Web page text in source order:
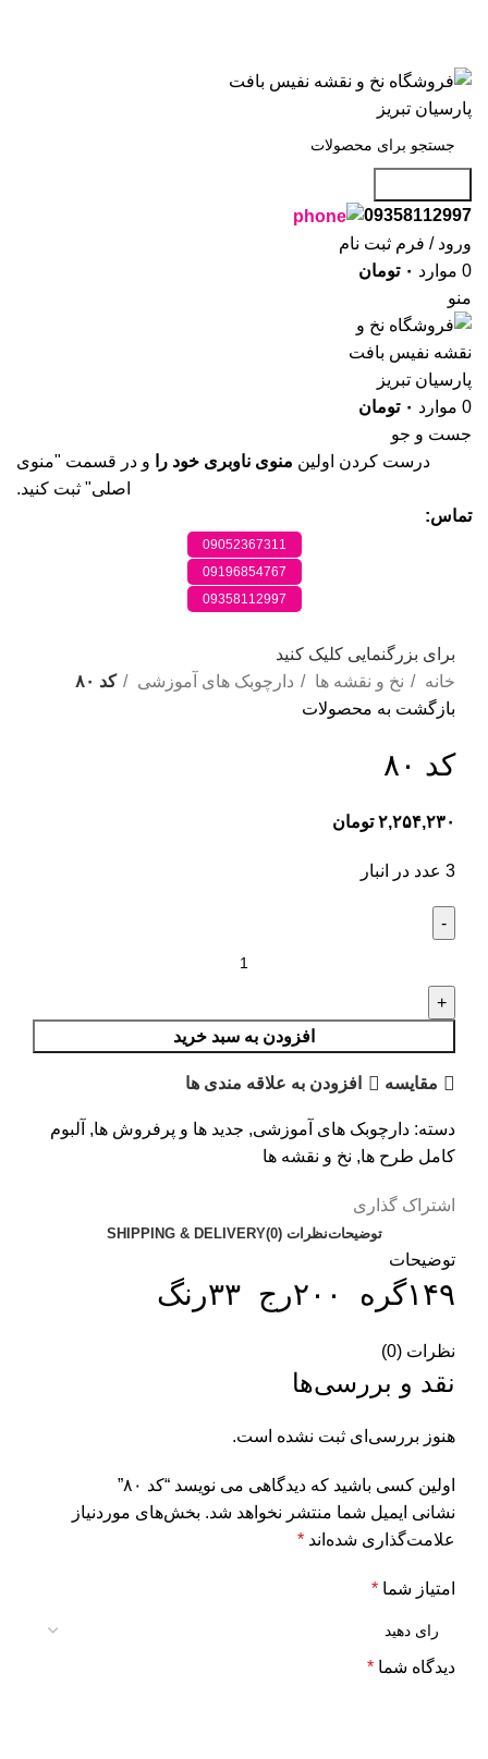
09358112997
ورود / فرم ثبت نام
0 موارد ۰ تومان
منو
0 موارد ۰ تومان
جست و جو
درست کردن اولین منوی ناوبری خود را و در قسمت "منوی
اصلی" ثبت کنید.
تماس:
09052367311
09196854767
09358112997
برای بزرگنمایی کلیک کنید
خانه
نخ و نقشه ها دارچوبک های آموزشی
کد ۸۰
بازگشت به محصولات
کد ۸۰
۲,۲۵۴,۲۳۰ تومان
3 عدد در انبار
افزودن به سبد خرید
مقایسه افزودن به علاقه مندی ها
دسته: دارچوبک های آموزشی, جدید ها و پرفروش ها, آلبوم
کامل طرح ها, نخ و نقشه ها
اشتراک گذاری
توضیحاتنظرات (0) SHIPPING & DELIVERY
توضیحات
۱۴۹گره ۲۰۰رج ۳۳رنگ
نظرات (0)
نقد و بررسی‌ها
هنوز بررسی‌ای ثبت نشده است.
اولین کسی باشید که دیدگاهی می نویسد “کد ۸۰”
نشانی ایمیل شما منتشر نخواهد شد. بخش‌های موردنیاز
علامت‌گذاری شده‌اند *
امتیاز شما *
دیدگاه شما *